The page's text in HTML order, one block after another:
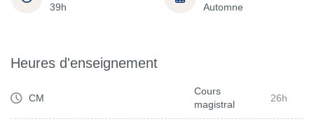
39h
Automne
Heures d'enseignement
CM
Cours
magistral
26h